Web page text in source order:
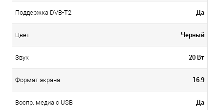
Поддержка DVB-T2 Да
Цвет Черный
Звук 20 Вт
Формат экрана 16:9
Воспр. медиа с USB Да